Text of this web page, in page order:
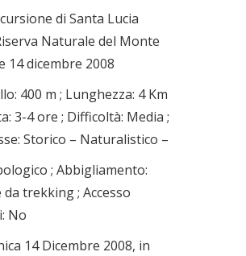
evento
12/2008di Santa Lucia
Naturale del Monte
14 dicembre 2008
400 m ; Lunghezza: 4 Km
3-4 ore ; Difficoltà: Media ;
Storico – Naturalistico –
; Abbigliamento:
da trekking ; Accesso
No
14 Dicembre 2008, in